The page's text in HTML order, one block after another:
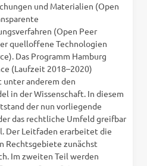
und Materialien (Open
(Open Peer
quelloffene Technologien
Das Programm Hamburg
(Laufzeit 2018–2020)
anderem den
in der Wissenschaft. In diesem
der nun vorliegende
das rechtliche Umfeld greifbar
Der Leitfaden erarbeitet die
Rechtsgebiete zunächst
Im zweiten Teil werden